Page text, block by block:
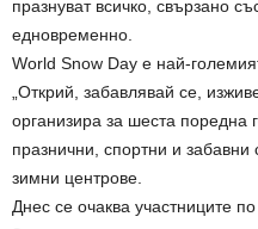
празнуват всичко, свързано
едновременно.
World Snow Day е най-
„Открий, забавлявай се,
организира за шеста поредна
празнични, спортни и забавни
зимни центрове.
Днес се очаква участниците